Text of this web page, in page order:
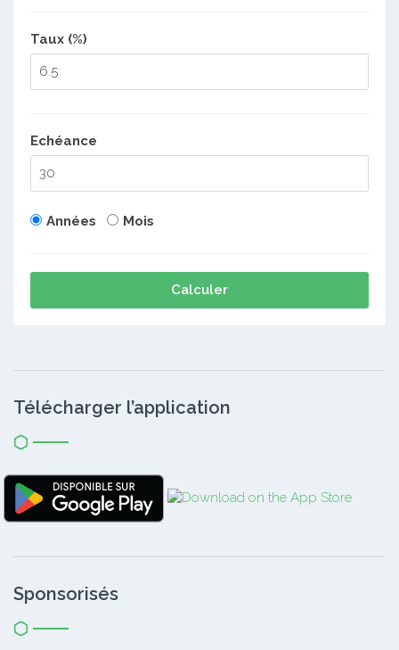
Taux (%)
Echéance
Années Mois
Calculer
Télécharger l’application
Sponsorisés